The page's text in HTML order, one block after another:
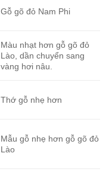
Gỗ gõ đỏ Nam Phi
Màu nhạt hơn gỗ gõ đỏ
Lào, dần chuyển sang
vàng hơi nâu.
Thớ gỗ nhẹ hơn
Mẫu gỗ nhẹ hơn gỗ gõ đỏ
Lào